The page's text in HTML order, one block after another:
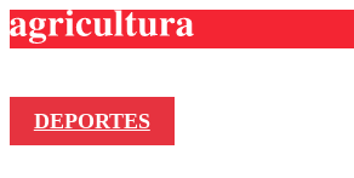
DEPORTES